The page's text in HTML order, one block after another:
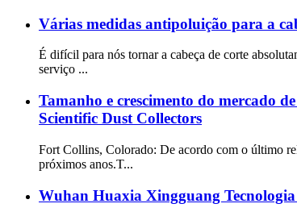
Várias medidas antipoluição para a
É difícil para nós tornar a cabeça de corte
serviço ...
Tamanho e crescimento do mercado
Scientific Dust Collectors
Fort Collins, Colorado: De acordo com o último
próximos anos.T...
Wuhan Huaxia Xingguang